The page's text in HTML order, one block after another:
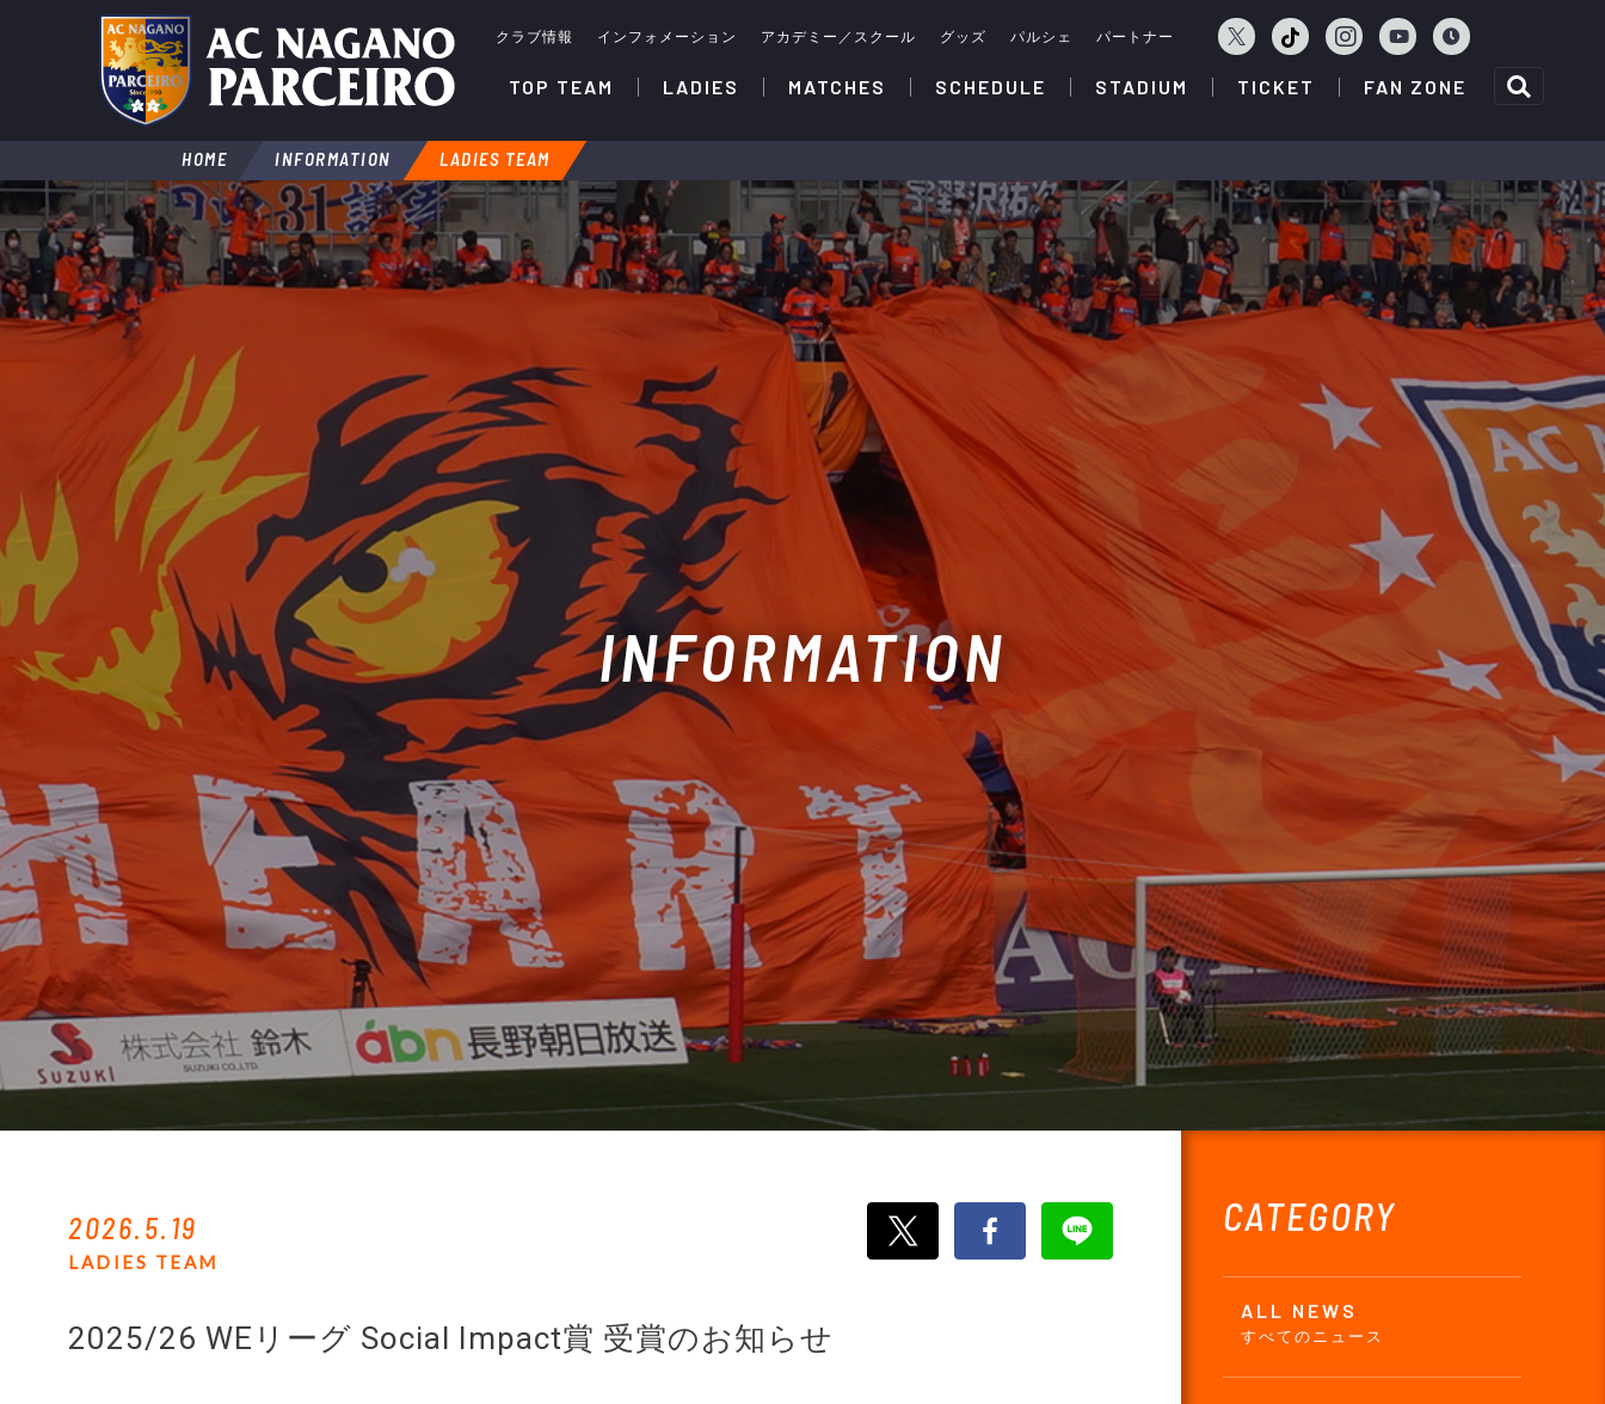
クラブ情報 インフォメーション アカデミー／スクール グッズ パルシェ パートナー
TOP TEAM LADIES MATCHES SCHEDULE STADIUM TICKET FAN ZONE
HOME INFORMATION LADIES TEAM
INFORMATION
CATEGORY
ALL NEWS
すべてのニュース
2026.5.19
LADIES TEAM
2025/26 WEリーグ Social Impact賞 受賞のお知らせ